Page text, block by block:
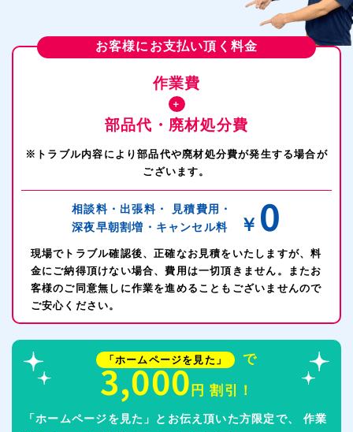
お客様にお支払い頂く料金
作業費
＋
部品代・廃材処分費
※トラブル内容により部品代や廃材処分費が発生する場合が
ございます。
相談料・出張料・
見積費用・
深夜早朝割増・ キャンセル料 ￥ 0
現場でトラブル確認後、正確なお見積をいたしますが、料
金にご納得頂けない場合、費用は一切頂きません。またお
客様のご同意無しに作業を進めることもございませんので
ご安心ください。
「ホームページを見た」 で
3,000 円 割引！
「ホームページを見た」とお伝え頂いた方限定で、
作業